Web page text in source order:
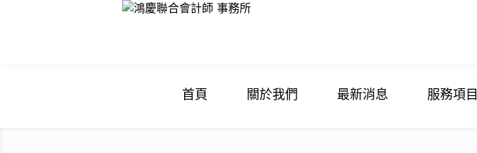
首頁 關於我們 最新消息 服務項目